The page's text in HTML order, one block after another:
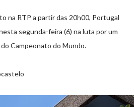
na RTP a partir das 20h00, Portugal
segunda-feira (6) na luta por um
Campeonato do Mundo.